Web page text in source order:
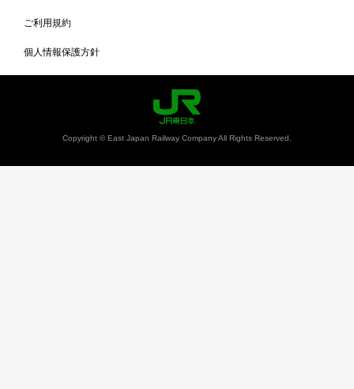
ご利用規約
個人情報保護方針
Copyright © East Japan Railway Company All Rights Reserved.